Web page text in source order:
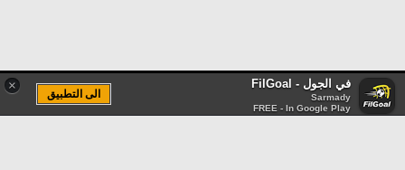
× في الجول - FilGoal
Sarmady
FREE - In Google Play
الى التطبيق